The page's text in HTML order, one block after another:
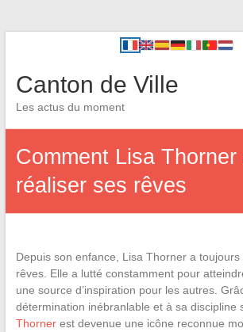
Canton de Ville
Les actus du moment
Comment Lisa
réaliser ses rêves
Depuis son enfance, Lisa Thorner a
rêves. Elle a lutté constamment pour
une source d’inspiration pour les autres.
détermination inébranlable et à sa discipline
Thornerest devenue une icône reconnue